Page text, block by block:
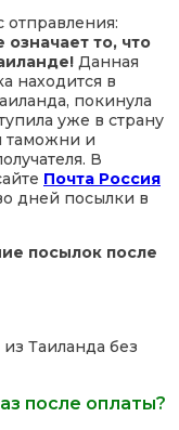
отправления:
означает то, что
Данная
находится в
покинула
уже в страну
таможни и
В
Почта Россия
дней посылки в
посылок после
Таиланда без
после оплаты?